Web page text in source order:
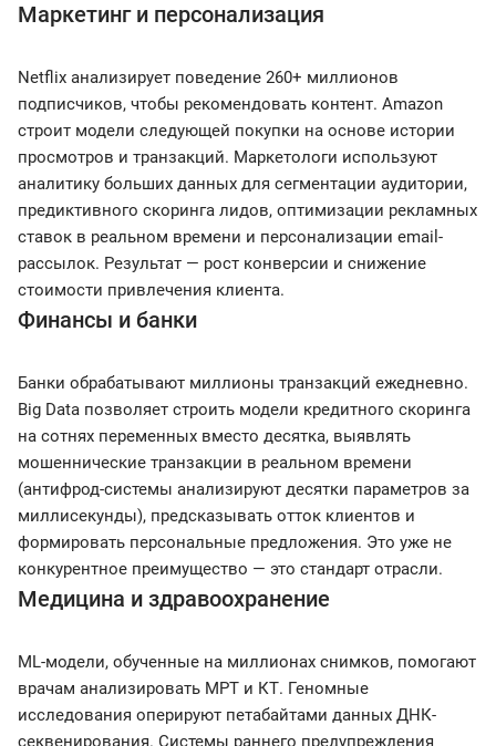
Маркетинг и персонализация
Netflix анализирует поведение 260+ миллионов
подписчиков, чтобы рекомендовать контент. Amazon
строит модели следующей покупки на основе истории
просмотров и транзакций. Маркетологи используют
аналитику больших данных для сегментации аудитории,
предиктивного скоринга лидов, оптимизации рекламных
ставок в реальном времени и персонализации email-
рассылок. Результат — рост конверсии и снижение
стоимости привлечения клиента.
Финансы и банки
Банки обрабатывают миллионы транзакций ежедневно.
Big Data позволяет строить модели кредитного скоринга
на сотнях переменных вместо десятка, выявлять
мошеннические транзакции в реальном времени
(антифрод-системы анализируют десятки параметров за
миллисекунды), предсказывать отток клиентов и
формировать персональные предложения. Это уже не
конкурентное преимущество — это стандарт отрасли.
Медицина и здравоохранение
ML-модели, обученные на миллионах снимков, помогают
врачам анализировать МРТ и КТ. Геномные
исследования оперируют петабайтами данных ДНК-